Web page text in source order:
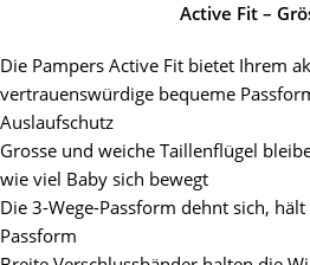
Active Fit –
Die Pampers Active Fit bietet Ihrem
vertrauenswürdige bequeme
Auslaufschutz
Grosse und weiche Taillenflügel
wie viel Baby sich bewegt
Die 3-Wege-Passform dehnt sich,
Passform